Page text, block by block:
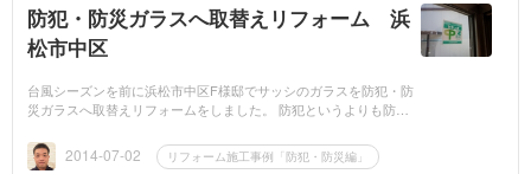
防犯・防災ガラスへ取替えリフォーム 浜
松市中区
台風シーズンを前に浜松市中区F様邸でサッシのガラスを防犯・防
災ガラスへ取替えリフォームをしました。 防犯というよりも防災
その時は雨戸の...
2014-07-02 リフォーム施工事例「防犯・防災編」